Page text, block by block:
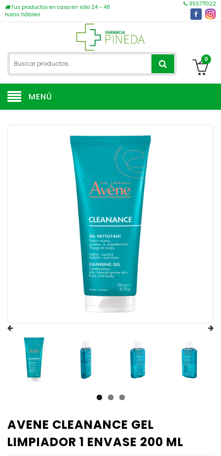
Tus productos en casa en sólo 24 - 48
horas hábiles
955771022
0
MENÚ
AVENE CLEANANCE GEL
LIMPIADOR 1 ENVASE 200 ML